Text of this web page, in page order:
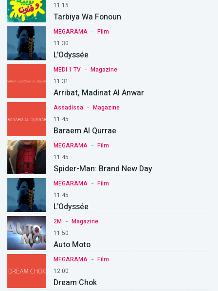
11:15
Tarbiya Wa Fonoun
MEGARAMA - Film
11:30
L'Odyssée
MEDI 1 TV - Magazine
11:31
Arribat, Madinat Al Anwar
Assadissa - Magazine
11:45
Baraem Al Qurrae
MEGARAMA - Film
11:45
Spider-Man: Brand New Day
MEGARAMA - Film
11:45
L'Odyssée
2M - Magazine
11:50
Auto Moto
MEGARAMA - Film
12:00
Dream Chok